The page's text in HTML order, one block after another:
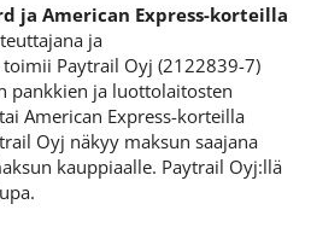
ja American Express-korteilla
ja
Paytrail Oyj (2122839-7)
pankkien ja luottolaitosten
American Express-korteilla
Oyj näkyy maksun saajana
kauppiaalle. Paytrail Oyj:llä